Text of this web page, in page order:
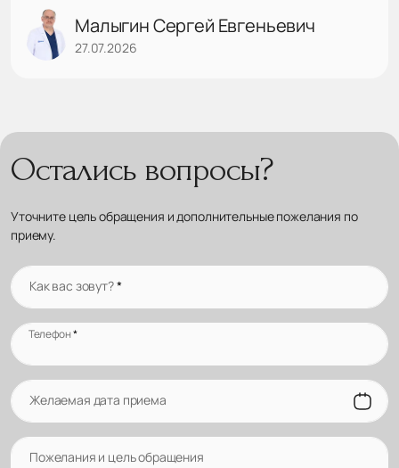
Малыгин Сергей Евгеньевич
27.07.2026
Остались вопросы?
Уточните цель обращения и дополнительные пожелания по
приему.
Как вас зовут?*
Телефон*
Желаемая дата приема
Пожелания и цель обращения